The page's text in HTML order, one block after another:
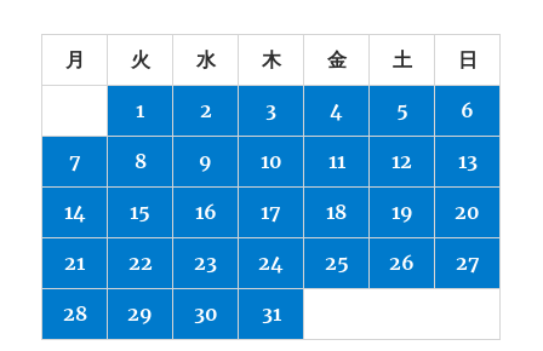
月 火 水 木 金 土 日
1 2 3 4 5 6
7 8 9 10 11 12 13
14 15 16 17 18 19 20
21 22 23 24 25 26 27
28 29 30 31